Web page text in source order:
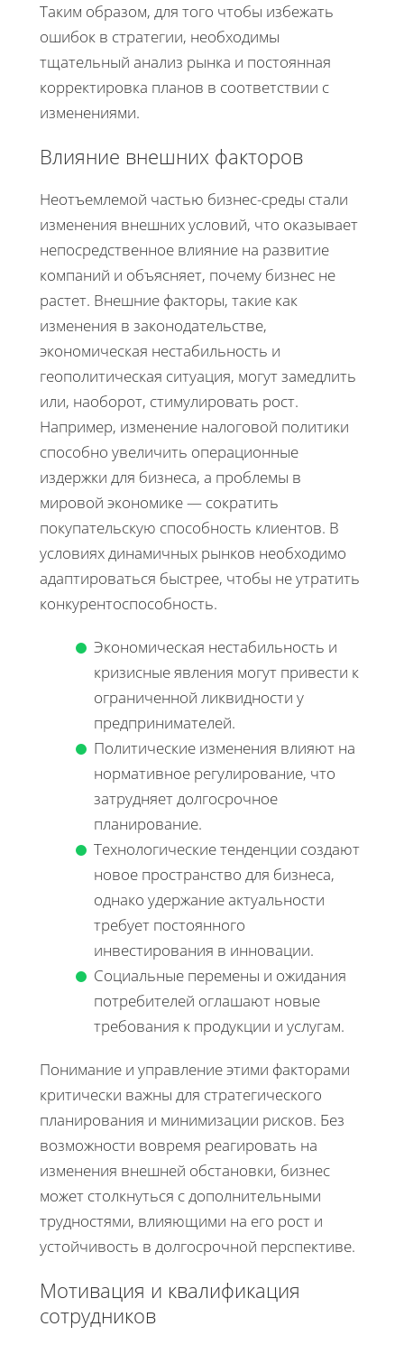
Таким образом, для того чтобы избежать
ошибок в стратегии, необходимы
тщательный анализ рынка и постоянная
корректировка планов в соответствии с
изменениями.
Влияние внешних факторов
Неотъемлемой частью бизнес-среды стали
изменения внешних условий, что оказывает
непосредственное влияние на развитие
компаний и объясняет, почему бизнес не
растет. Внешние факторы, такие как
изменения в законодательстве,
экономическая нестабильность и
геополитическая ситуация, могут замедлить
или, наоборот, стимулировать рост.
Например, изменение налоговой политики
способно увеличить операционные
издержки для бизнеса, а проблемы в
мировой экономике — сократить
покупательскую способность клиентов. В
условиях динамичных рынков необходимо
адаптироваться быстрее, чтобы не утратить
конкурентоспособность.
Экономическая нестабильность и
кризисные явления могут привести к
ограниченной ликвидности у
предпринимателей.
Политические изменения влияют на
нормативное регулирование, что
затрудняет долгосрочное
планирование.
Технологические тенденции создают
новое пространство для бизнеса,
однако удержание актуальности
требует постоянного
инвестирования в инновации.
Социальные перемены и ожидания
потребителей оглашают новые
требования к продукции и услугам.
Понимание и управление этими факторами
критически важны для стратегического
планирования и минимизации рисков. Без
возможности вовремя реагировать на
изменения внешней обстановки, бизнес
может столкнуться с дополнительными
трудностями, влияющими на его рост и
устойчивость в долгосрочной перспективе.
Мотивация и квалификация
сотрудников